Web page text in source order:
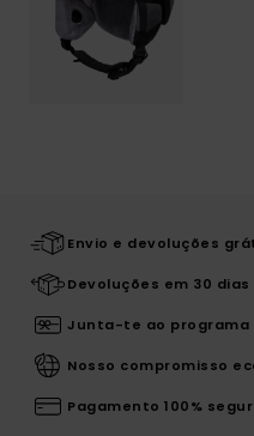
Envio e devoluções
Devoluções em 30 dias
Junta-te ao programa
Nosso compromisso
Pagamento 100%